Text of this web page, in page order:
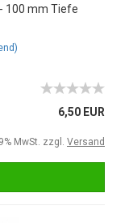
100 mm Tiefe
6,50 EUR
MwSt. zzgl. Versand